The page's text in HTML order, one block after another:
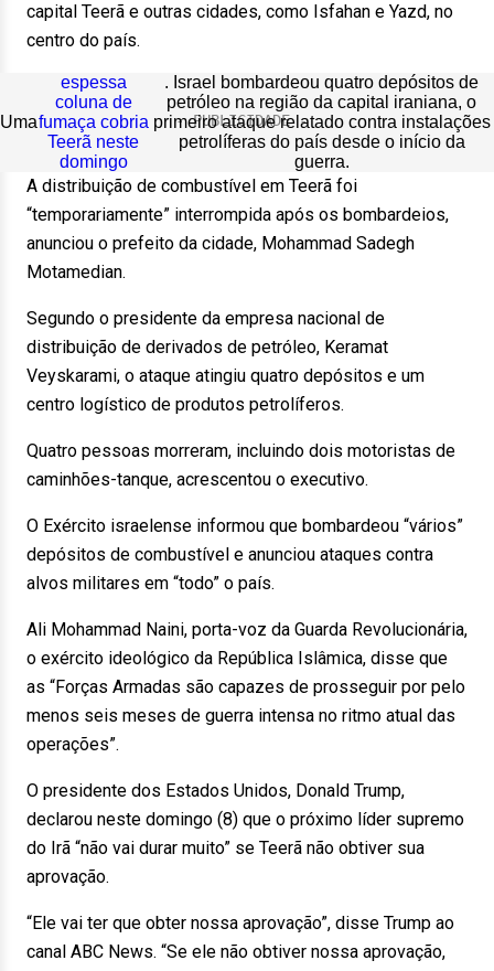
capital Teerã e outras cidades, como Isfahan e Yazd, no
centro do país.
Uma
espessa
coluna de
fumaça cobria
Teerã neste
domingo
. Israel bombardeou quatro depósitos de
petróleo na região da capital iraniana, o
primeiro ataque relatado contra instalações
petrolíferas do país desde o início da
guerra.
A distribuição de combustível em Teerã foi
“temporariamente” interrompida após os bombardeios,
anunciou o prefeito da cidade, Mohammad Sadegh
Motamedian.
Segundo o presidente da empresa nacional de
distribuição de derivados de petróleo, Keramat
Veyskarami, o ataque atingiu quatro depósitos e um
centro logístico de produtos petrolíferos.
Quatro pessoas morreram, incluindo dois motoristas de
caminhões-tanque, acrescentou o executivo.
O Exército israelense informou que bombardeou “vários”
depósitos de combustível e anunciou ataques contra
alvos militares em “todo” o país.
Ali Mohammad Naini, porta-voz da Guarda Revolucionária,
o exército ideológico da República Islâmica, disse que
as “Forças Armadas são capazes de prosseguir por pelo
menos seis meses de guerra intensa no ritmo atual das
operações”.
O presidente dos Estados Unidos, Donald Trump,
declarou neste domingo (8) que o próximo líder supremo
do Irã “não vai durar muito” se Teerã não obtiver sua
aprovação.
“Ele vai ter que obter nossa aprovação”, disse Trump ao
canal ABC News. “Se ele não obtiver nossa aprovação,